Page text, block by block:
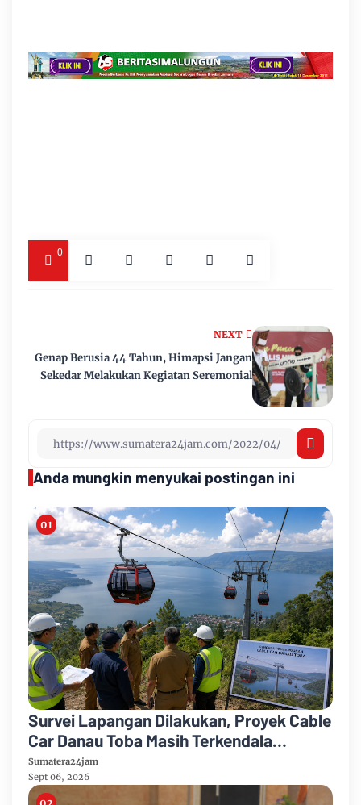
0
NEXT
Genap Berusia 44 Tahun, Himapsi Jangan
Sekedar Melakukan Kegiatan Seremonial
Anda mungkin menyukai postingan ini
Survei Lapangan Dilakukan, Proyek Cable
Car Danau Toba Masih Terkendala
Pembebasan BPHTB di Sebagian Lahan
Sumatera24jam
Sept 06, 2026